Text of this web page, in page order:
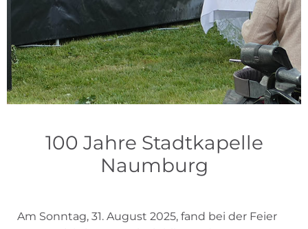
100 Jahre Stadtkapelle
Naumburg
Am Sonntag, 31. August 2025, fand bei der Feier